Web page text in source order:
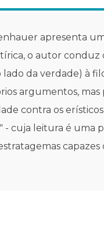
apresenta
o autor
da verdade) à
argumentos,
contra os
cuja leitura é uma